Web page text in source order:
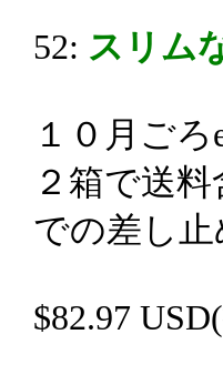
52: スリム
１０月ご
２箱で送
での差し
$82.97